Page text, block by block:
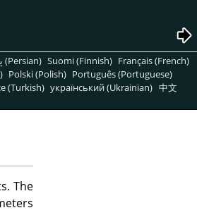
پارسی (Persian) Suomi (Finnish) Français (French)
Polski (Polish) Português (Portuguese)
(Turkish) український (Ukrainian) 中文
The